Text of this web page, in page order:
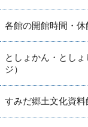
各館の開館時間・休
としょかん・とし
ジ）
すみだ郷土文化資料